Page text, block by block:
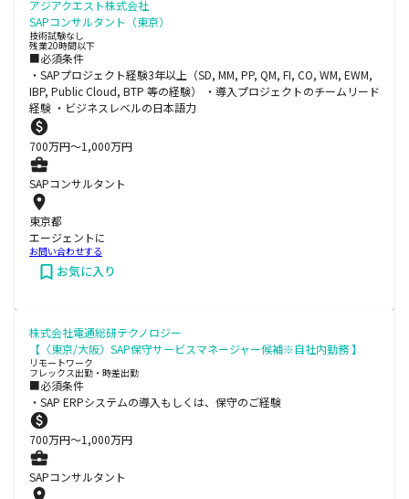
アジアクエスト株式会社
SAPコンサルタント（東京）
技術試験なし
残業20時間以下
■必須条件
・SAPプロジェクト経験3年以上（SD, MM, PP, QM, FI, CO, WM, EWM,
IBP, Public Cloud, BTP 等の経験） ・導入プロジェクトのチームリード
経験 ・ビジネスレベルの日本語力
700万円〜1,000万円
SAPコンサルタント
東京都
エージェントに
お問い合わせする
お気に入り
株式会社電通総研テクノロジー
【〈東京/大阪〉SAP保守サービスマネージャー候補※自社内勤務 】
リモートワーク
フレックス出勤・時差出勤
■必須条件
・SAP ERPシステムの導入もしくは、保守のご経験
700万円〜1,000万円
SAPコンサルタント